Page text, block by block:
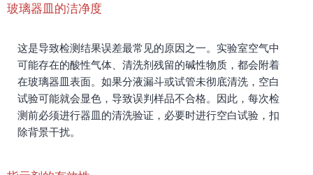
玻璃器皿的洁净度
这是导致检测结果误差最常见的原因之一。实验室空气中
可能存在的酸性气体、清洗剂残留的碱性物质，都会附着
在玻璃器皿表面。如果分液漏斗或试管未彻底清洗，空白
试验可能就会显色，导致误判样品不合格。因此，每次检
测前必须进行器皿的清洗验证，必要时进行空白试验，扣
除背景干扰。